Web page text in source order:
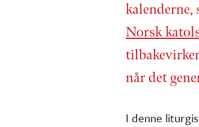
kalenderne,
Norsk
når det
I denne